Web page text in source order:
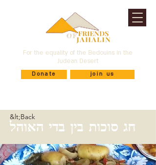
For the equality of the Bedouins in the
Judean Desert
Donate join us
&lt;Back
חג סוכות בין בדי האוהל